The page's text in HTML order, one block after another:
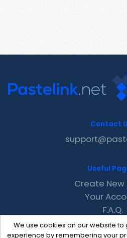
We use cookies on our website
experience by remembering your
Contact
Useful
Create New
Your
F.A.Q.
Recent